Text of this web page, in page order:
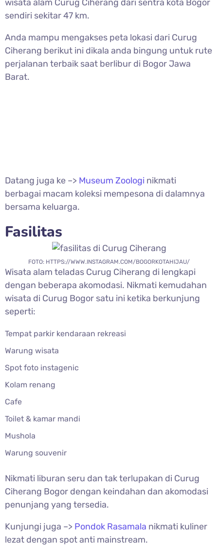
wisata alam Curug Ciherang dari sentra kota Bogor
sendiri sekitar 47 km.
Anda mampu mengakses peta lokasi dari Curug
Ciherang berikut ini dikala anda bingung untuk rute
perjalanan terbaik saat berlibur di Bogor Jawa
Barat.
Datang juga ke –> Museum Zoologi nikmati
berbagai macam koleksi mempesona di dalamnya
bersama keluarga.
Fasilitas
FOTO: HTTPS://WWW.INSTAGRAM.COM/BOGORKOTAHIJAU/
Wisata alam teladas Curug Ciherang di lengkapi
dengan beberapa akomodasi. Nikmati kemudahan
wisata di Curug Bogor satu ini ketika berkunjung
seperti:
Tempat parkir kendaraan rekreasi
Warung wisata
Spot foto instagenic
Kolam renang
Cafe
Toilet & kamar mandi
Mushola
Warung souvenir
Nikmati liburan seru dan tak terlupakan di Curug
Ciherang Bogor dengan keindahan dan akomodasi
penunjang yang tersedia.
Kunjungi juga –> Pondok Rasamala nikmati kuliner
lezat dengan spot anti mainstream.